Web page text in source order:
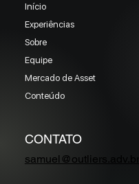
Início
Experiências
Sobre
Equipe
Mercado de Asset
Conteúdo
samuel@outliers.adv.br
CONTATO